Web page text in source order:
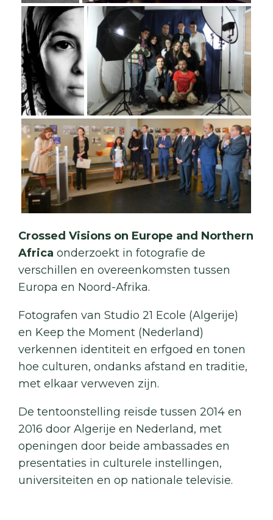
Crossed Visions on Europe and Northern
Africa onderzoekt in fotografie de
verschillen en overeenkomsten tussen
Europa en Noord-Afrika.
Fotografen van Studio 21 Ecole (Algerije)
en Keep the Moment (Nederland)
verkennen identiteit en erfgoed en tonen
hoe culturen, ondanks afstand en traditie,
met elkaar verweven zijn.
De tentoonstelling reisde tussen 2014 en
2016 door Algerije en Nederland, met
openingen door beide ambassades en
presentaties in culturele instellingen,
universiteiten en op nationale televisie.